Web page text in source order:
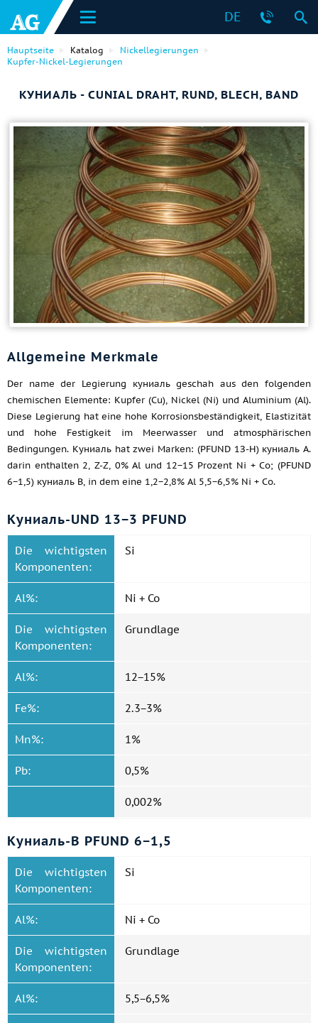
DE
Hauptseite Katalog
Nickellegierungen
Kupfer-Nickel-Legierungen
КУНИАЛЬ - CUNIAL DRAHT, RUND, BLECH, BAND
Allgemeine Merkmale
Der name der Legierung куниаль geschah aus den folgenden
chemischen Elemente: Kupfer (Cu), Nickel (Ni) und Aluminium (Al).
Diese Legierung hat eine hohe Korrosionsbeständigkeit, Elastizität
und hohe Festigkeit im Meerwasser und atmosphärischen
Bedingungen. Куниаль hat zwei Marken: (PFUND 1З-H) куниаль A.
darin enthalten 2, Z-Z, 0% Al und 12−15 Prozent Ni + Co; (PFUND
6−1,5) куниаль B, in dem eine 1,2−2,8% Al 5,5−6,5% Ni + Co.
Куниаль-UND 13−3 PFUND
Die wichtigsten
Komponenten:
Si
Al%: Ni + Co
Die wichtigsten
Komponenten:
Grundlage
Al%: 12−15%
Fe%: 2.3−3%
Mn%: 1%
Pb: 0,5%
0,002%
Куниаль-B PFUND 6−1,5
Die wichtigsten
Komponenten:
Si
Al%: Ni + Co
Die wichtigsten
Komponenten:
Grundlage
Al%: 5,5−6,5%